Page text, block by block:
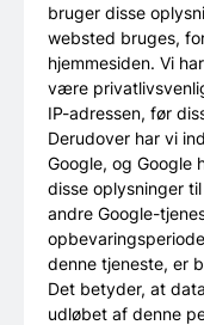
bruger disse
websted bruges,
hjemmesiden. Vi
være
IP-adressen, før
Derudover har vi
Google, og Google
disse oplysninger
andre Google-
denne tjeneste, er
Det betyder, at
udløbet af denne